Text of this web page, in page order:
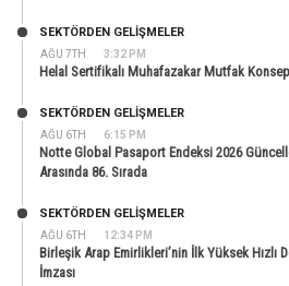
AĞU 7TH 3:32 PM
SEKTÖRDEN GELIŞMELER
Helal Sertifikalı Muhafazakar Mutfak
AĞU 6TH 6:15 PM
SEKTÖRDEN GELIŞMELER
Notte Global Pasaport Endeksi 2026
Arasında 86. Sırada
AĞU 6TH 12:34 PM
SEKTÖRDEN GELIŞMELER
Birleşik Arap Emirlikleri’nin İlk Yüksek Hızlı
İmzası